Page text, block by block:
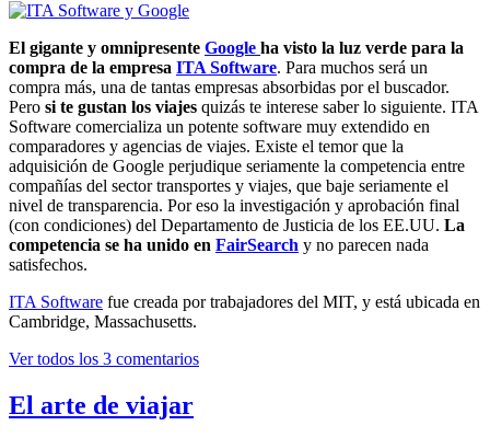
El gigante y omnipresente Google ha visto la luz verde para la
compra de la empresa ITA Software. Para muchos será un
compra más, una de tantas empresas absorbidas por el buscador.
Pero si te gustan los viajes quizás te interese saber lo siguiente. ITA
Software comercializa un potente software muy extendido en
comparadores y agencias de viajes. Existe el temor que la
adquisición de Google perjudique seriamente la competencia entre
compañías del sector transportes y viajes, que baje seriamente el
nivel de transparencia. Por eso la investigación y aprobación final
(con condiciones) del Departamento de Justicia de los EE.UU. La
competencia se ha unido en FairSearch y no parecen nada
satisfechos.
ITA Software fue creada por trabajadores del MIT, y está ubicada en
Cambridge, Massachusetts.
Ver todos los 3 comentarios
El arte de viajar